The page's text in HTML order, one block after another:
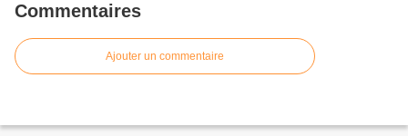
Commentaires
Ajouter un commentaire